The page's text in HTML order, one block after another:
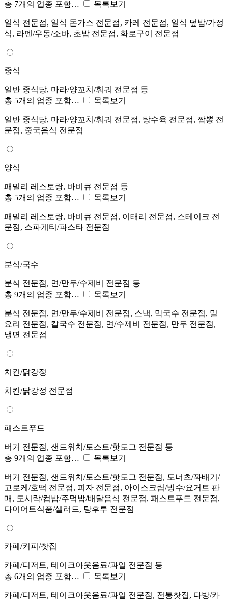
총 7개의 업종 포함… 목록보기
일식 전문점, 일식 돈가스 전문점, 카레 전문점, 일식 덮밥/가정
식, 라멘/우동/소바, 초밥 전문점, 화로구이 전문점
중식
일반 중식당, 마라/양꼬치/훠궈 전문점 등
총 5개의 업종 포함…
목록보기
일반 중식당, 마라/양꼬치/훠궈 전문점, 탕수육 전문점, 짬뽕 전
문점, 중국음식 전문점
양식
패밀리 레스토랑, 바비큐 전문점 등
총 5개의 업종 포함…
목록보기
패밀리 레스토랑, 바비큐 전문점, 이태리 전문점, 스테이크 전
문점, 스파게티/파스타 전문점
분식/국수
분식 전문점, 면/만두/수제비 전문점 등
총 9개의 업종 포함…
목록보기
분식 전문점, 면/만두/수제비 전문점, 스낵, 막국수 전문점, 밀
요리 전문점, 칼국수 전문점, 면/수제비 전문점, 만두 전문점,
냉면 전문점
치킨/닭강정
치킨/닭강정 전문점
패스트푸드
버거 전문점, 샌드위치/토스트/핫도그 전문점 등
총 9개의 업종 포함…
목록보기
버거 전문점, 샌드위치/토스트/핫도그 전문점, 도너츠/꽈배기/
고로케/호떡 전문점, 피자 전문점, 아이스크림/빙수/요거트 판
매, 도시락/컵밥/주먹밥/배달음식 전문점, 패스트푸드 전문점,
다이어트식품/샐러드, 탕후루 전문점
카페/커피/찻집
카페/디저트, 테이크아웃음료/과일 전문점 등
총 6개의 업종 포함…
목록보기
카페/디저트, 테이크아웃음료/과일 전문점, 전통찻집, 다방/카